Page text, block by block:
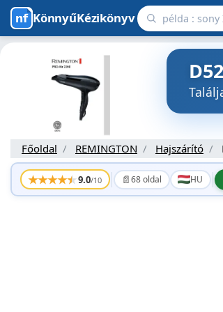
KönnyűKézikönyv
Főoldal REMINGTON Hajszárító
★★★★★9.0/10 📄68 oldal HU